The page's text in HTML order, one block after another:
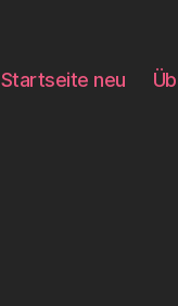
Startseite neu